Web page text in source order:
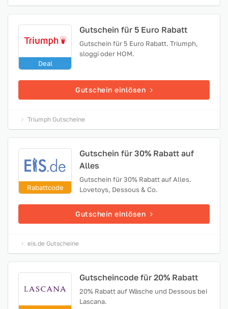
Deal
Gutschein für 5 Euro Rabatt
Gutschein für 5 Euro Rabatt. Triumph,
sloggi oder HOM.
Gutschein einlösen
Triumph Gutscheine
Rabattcode
Gutschein für 30% Rabatt auf
Alles
Gutschein für 30% Rabatt auf Alles.
Lovetoys, Dessous & Co.
Gutschein einlösen
eis.de Gutscheine
Gutscheincode für 20% Rabatt
20% Rabatt auf Wäsche und Dessous bei
Lascana.